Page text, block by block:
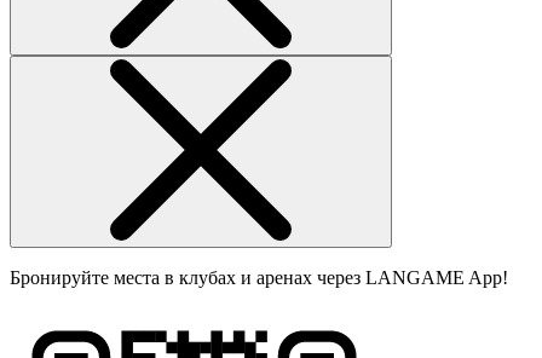
Бронируйте места в клубах и аренах через LANGAME App!